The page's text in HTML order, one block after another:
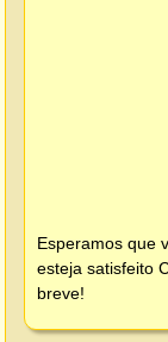
Esperamos que
esteja satisfeito
breve!